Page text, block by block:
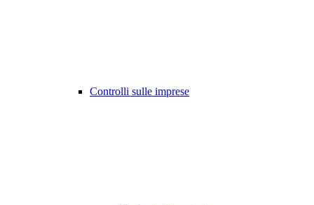
Controlli sulle imprese